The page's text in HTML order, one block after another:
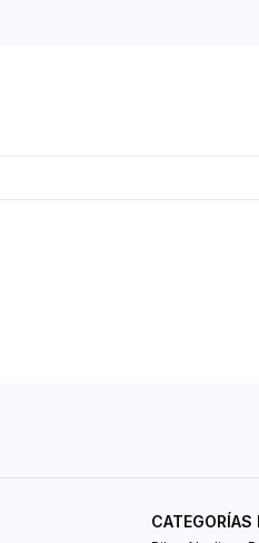
CATEGORÍAS